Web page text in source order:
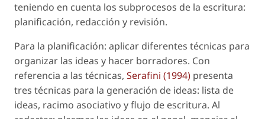
teniendo en cuenta los subprocesos de la escritura:
planificación, redacción y revisión.
Para la planificación: aplicar diferentes técnicas para
organizar las ideas y hacer borradores. Con
referencia a las técnicas, Serafini (1994) presenta
tres técnicas para la generación de ideas: lista de
ideas, racimo asociativo y flujo de escritura. Al